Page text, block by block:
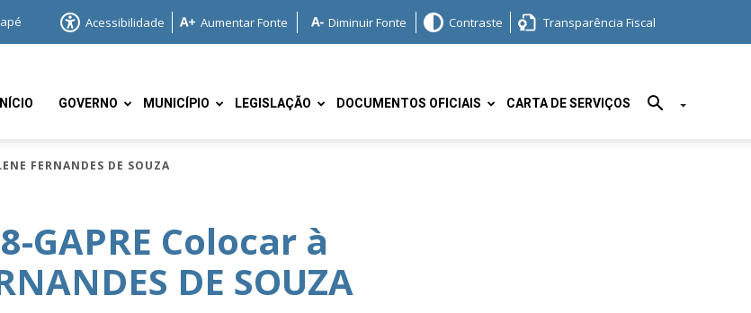
Acessibilidade Aumentar Fonte Diminuir Fonte Contraste Transparência Fiscal
GOVERNO MUNICÍPIO LEGISLAÇÃO DOCUMENTOS OFICIAIS CARTA DE SERVIÇOS
FERNANDES DE SOUZA
GAPRE Colocar à
DE SOUZA